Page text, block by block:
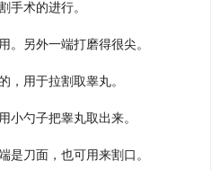
手术的进行。
。另外一端打磨得很尖。
，用于拉割取睾丸。
小勺子把睾丸取出来。
是刀面，也可用来割口。